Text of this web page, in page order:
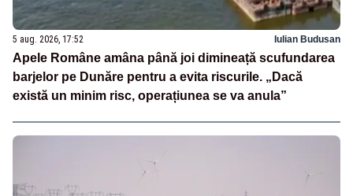
5 aug. 2026, 17:52 Iulian Budusan
Apele Române amâna până joi dimineață scufundarea
barjelor pe Dunăre pentru a evita riscurile. „Dacă
există un minim risc, operațiunea se va anula”